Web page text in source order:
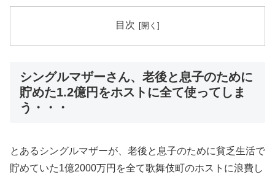
目次
シングルマザーさん、老後と息子のために
貯めた1.2億円をホストに全て使ってしま
う・・・
とあるシングルマザーが、老後と息子のために貧乏生活で
貯めていた1億2000万円を全て歌舞伎町のホストに浪費し